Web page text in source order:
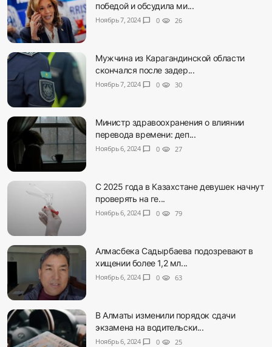
победой и обсудила ми...
Ноябрь 7, 2024 chat_bubble 0 visibility 26
Мужчина из Карагандинской области
скончался после задер...
Ноябрь 7, 2024 chat_bubble 0 visibility 30
Министр здравоохранения о влиянии
перевода времени: деп...
Ноябрь 6, 2024 chat_bubble 0 visibility 27
С 2025 года в Казахстане девушек начнут
проверять на ге...
Ноябрь 6, 2024 chat_bubble 0 visibility 79
Алмасбека Садырбаева подозревают в
хищении более 1,2 мл...
Ноябрь 6, 2024 chat_bubble 0 visibility 63
В Алматы изменили порядок сдачи
экзамена на водительски...
Ноябрь 6, 2024 chat_bubble 0 visibility 25